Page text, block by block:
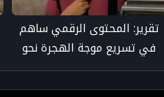
تقرير: المحتوى الرقمي ساهم
في تسريع موجة الهجرة نحو
سبتة عبر "العدوى السلوكية"